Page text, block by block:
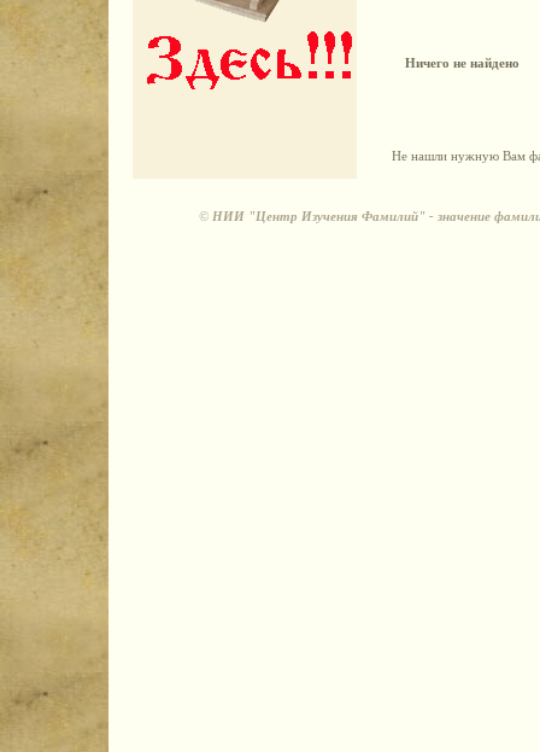
Ничего не найдено
Не нашли нужную Вам
© НИИ "Центр Изучения Фамилий" - значение